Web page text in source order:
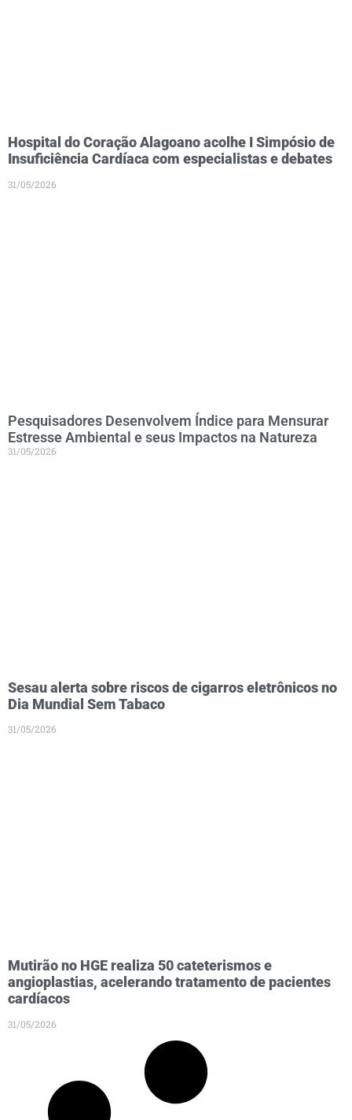
Hospital do Coração Alagoano acolhe I Simpósio de
Insuficiência Cardíaca com especialistas e debates
31/05/2026
Pesquisadores Desenvolvem Índice para Mensurar
Estresse Ambiental e seus Impactos na Natureza
31/05/2026
Sesau alerta sobre riscos de cigarros eletrônicos no
Dia Mundial Sem Tabaco
31/05/2026
Mutirão no HGE realiza 50 cateterismos e
angioplastias, acelerando tratamento de pacientes
cardíacos
31/05/2026